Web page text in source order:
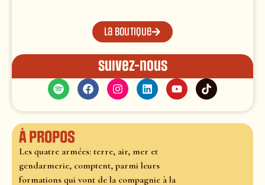
La boutique
Suivez-nous
À propos
Les quatre armées: terre, air, mer et
gendarmerie, comptent, parmi leurs
formations qui vont de la compagnie à la